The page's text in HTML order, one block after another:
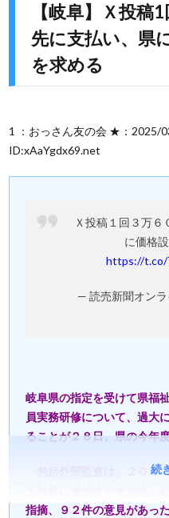
【岐阜】Ｘ投稿
先に支払い、県
を求める
1 ：おっさん友の会 ★：2025/
ID:xAaYgdx69.net
Ｘ投稿１回３万
に価格
https://t.co/
— 読売新聞オンラ
岐阜県の指定を受けて県福
員実務研修について、過大
ることが２８日、県の今年
包括外部監査は、２０２
指摘、９２件の意見があった
続